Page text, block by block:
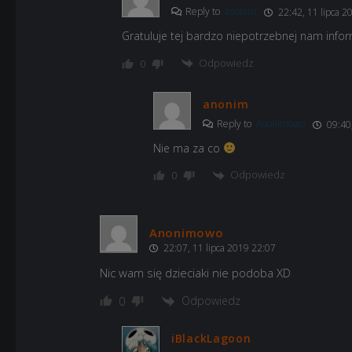
Reply to anonim 22:42, 11 lipca
Gratuluje tej bardzo niepotrzebnej nam
0 Odpowiedz
anonim
Reply to Anonimowo
Nie ma za co
0 Odpowiedz
Anonimowo
22:07, 11 lipca 2019 22:07
Nic wam się dzieciaki nie podoba XD
0 Odpowiedz
iBlackLagoon